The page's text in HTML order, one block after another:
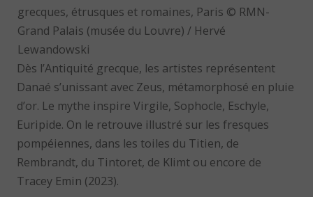
grecques, étrusques et romaines, Paris © RMN-
Grand Palais (musée du Louvre) / Hervé
Lewandowski
Dès l’Antiquité grecque, les artistes représentent
Danaé s’unissant avec Zeus, métamorphosé en pluie
d’or. Le mythe inspire Virgile, Sophocle, Eschyle,
Euripide. On le retrouve illustré sur les fresques
pompéiennes, dans les toiles du Titien, de
Rembrandt, du Tintoret, de Klimt ou encore de
Tracey Emin (2023).